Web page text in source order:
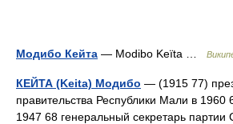
Модибо Кейта — Modibo Keïta …
КЕЙТА (Keita) Модибо — (1915 77)
правительства Республики Мали в 1960
1947 68 генеральный секретарь партии